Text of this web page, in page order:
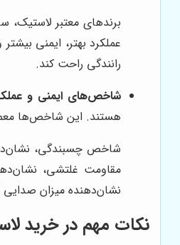
برندهای معتبر لاستیک،
عملکرد بهتر، ایمنی
رانندگی راحت کند.
شاخص‌های ایمنی و
هستند. این شاخص‌ها
شاخص چسبندگی،
مقاومت غلتشی،
نشان‌دهنده میزان
نکات مهم در خرید